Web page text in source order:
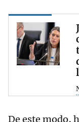
De este modo,